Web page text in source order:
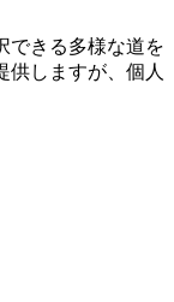
できる多様な道を
供しますが、個人